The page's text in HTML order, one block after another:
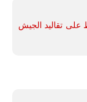
على تقاليد الجيش